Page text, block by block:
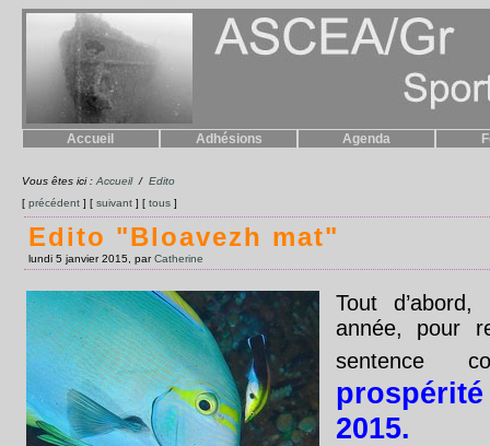
Accueil Adhésions Agenda
Vous êtes ici : Accueil/ Edito
[ précédent] [ suivant] [ tous]
Edito "Bloavezh mat"
lundi 5 janvier 2015, parCatherine
Tout
année, pour
sentence
2015.